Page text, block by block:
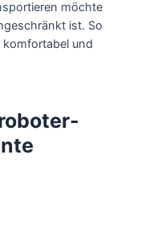
möchte
ist. So
komfortabel und